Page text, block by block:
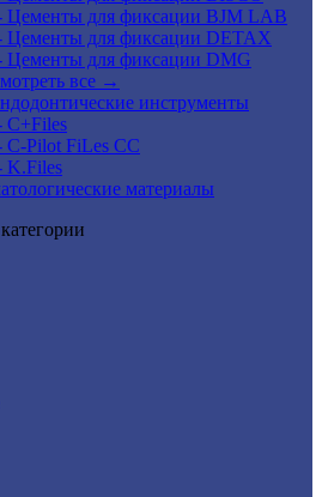
Цементы для фиксации BJM LAB
Цементы для фиксации DETAX
Цементы для фиксации DMG
все →
инструменты
C+Files
C-Pilot FiLes CC
K.Files